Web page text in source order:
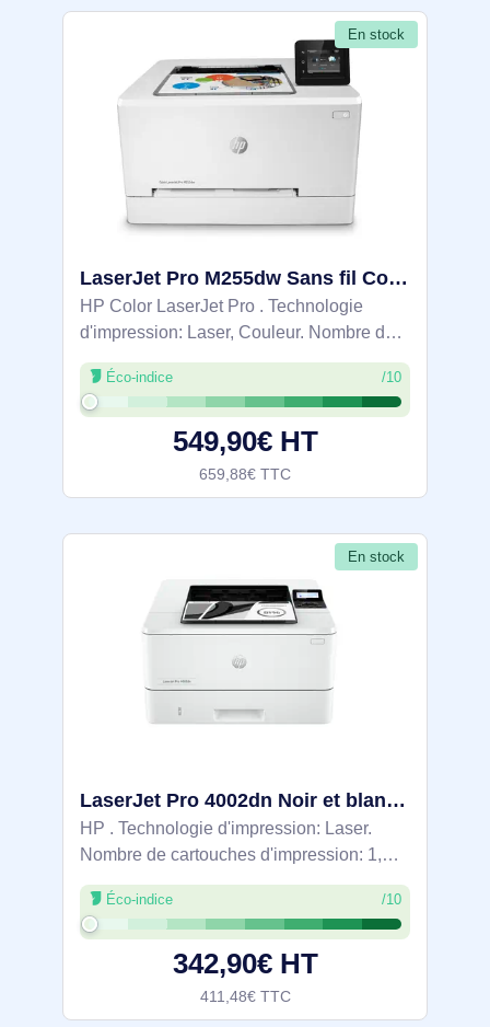
En stock
LaserJet Pro M255dw Sans fil Couleur Imprimante, Recto verso - 7KW64A
HP Color LaserJet Pro . Technologie
d'impression: Laser, Couleur. Nombre de
cartouches d'impression: 4, Cycle de
service (Maximum): 40000 pages par
mois. Résolution maximale: 600 x 600
DPI. Taille de
Éco-indice /10
549,90€ HT
659,88€ TTC
En stock
LaserJet Pro 4002dn Noir et blanc Imprimante, Ethernet uniquement - 2Z605F
HP . Technologie d'impression: Laser.
Nombre de cartouches d'impression: 1,
Cycle de service (Maximum): 80000 pages
par mois. Résolution maximale: 1200 x
1200 DPI. Taille de papier de série A ISO
Éco-indice /10
342,90€ HT
411,48€ TTC